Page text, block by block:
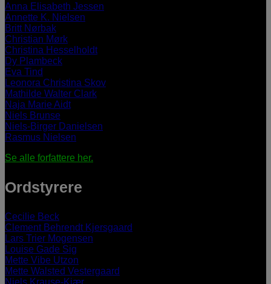
Anna Elisabeth Jessen
Annette K. Nielsen
Britt Nørbak
Christian Mørk
Christina Hesselholdt
Dy Plambeck
Eva Tind
Leonora Christina Skov
Mathilde Walter Clark
Naja Marie Aidt
Niels Brunse
Niels-Birger Danielsen
Rasmus Nielsen
Se alle forfattere her.
Ordstyrere
Cecilie Beck
Clement Behrendt Kjersgaard
Lars Trier Mogensen
Louise Gade Sig
Mette Vibe Utzon
Mette Walsted Vestergaard
Niels Krause-Kjær